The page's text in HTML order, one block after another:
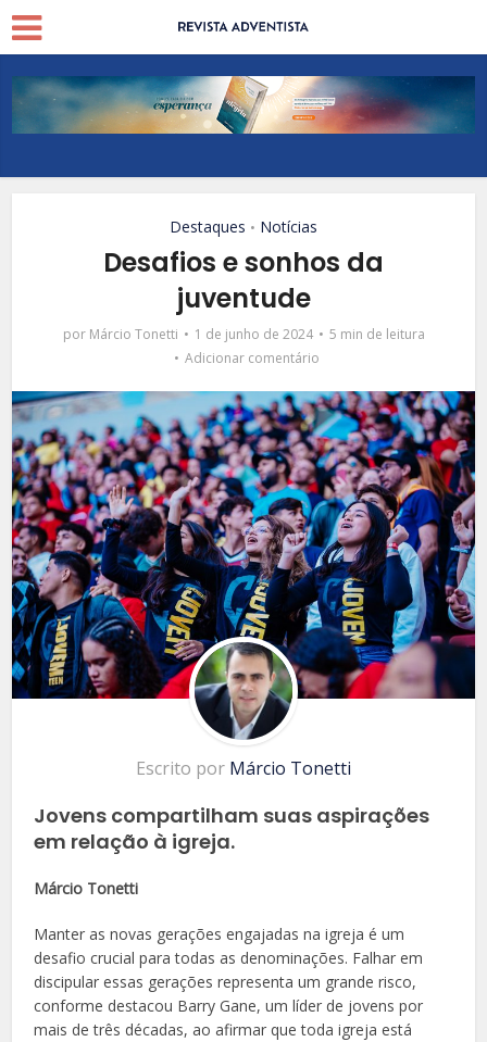
Destaques • Notícias
Desafios e sonhos da
juventude
por Márcio Tonetti 1 de junho de 2024
5 min de leitura
Adicionar comentário
Escrito por Márcio Tonetti
Jovens compartilham suas aspirações
em relação à igreja.
Márcio Tonetti
Manter as novas gerações engajadas na igreja é um
desafio crucial para todas as denominações. Falhar em
discipular essas gerações representa um grande risco,
conforme destacou Barry Gane, um líder de jovens por
mais de três décadas, ao afirmar que toda igreja está